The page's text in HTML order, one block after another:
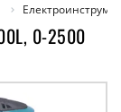
0-2500